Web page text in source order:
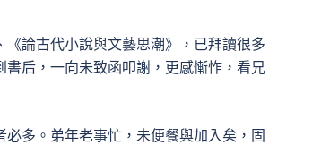
論古代小說與文藝思潮》，已拜讀很多
后，一向未致函叩謝，更感慚怍，看兄
多。弟年老事忙，未便餐與加入矣，固